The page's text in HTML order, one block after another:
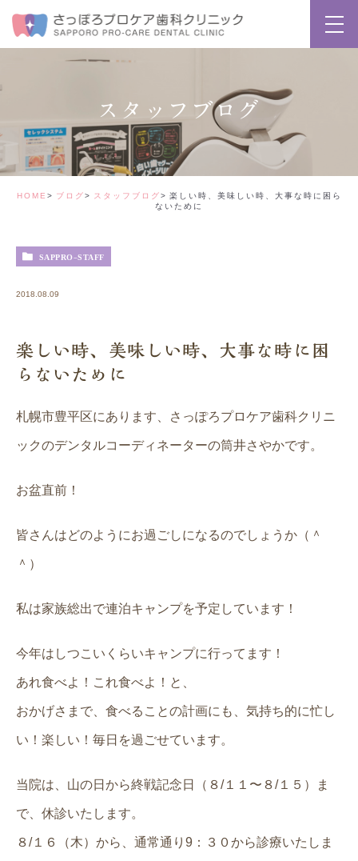
スタッフブログ
HOME ブログ スタッフブログ
楽しい時、美味しい時、大事な時に困ら
ないために
SAPPRO-STAFF
2018.08.09
楽しい時、美味しい時、大事な時に困
らないために
札幌市豊平区にあります、さっぽろプロケア歯科クリニ
ックのデンタルコーディネーターの筒井さやかです。
お盆直前！
皆さんはどのようにお過ごしになるのでしょうか（＾
＾）
私は家族総出で連泊キャンプを予定しています！
今年はしつこいくらいキャンプに行ってます！
あれ食べよ！これ食べよ！と、
おかげさまで、食べることの計画にも、気持ち的に忙し
い！楽しい！毎日を過ごせています。
当院は、山の日から終戦記念日（８/１１〜８/１５）ま
で、休診いたします。
８/１６（木）から、通常通り9：３０から診療いたしま